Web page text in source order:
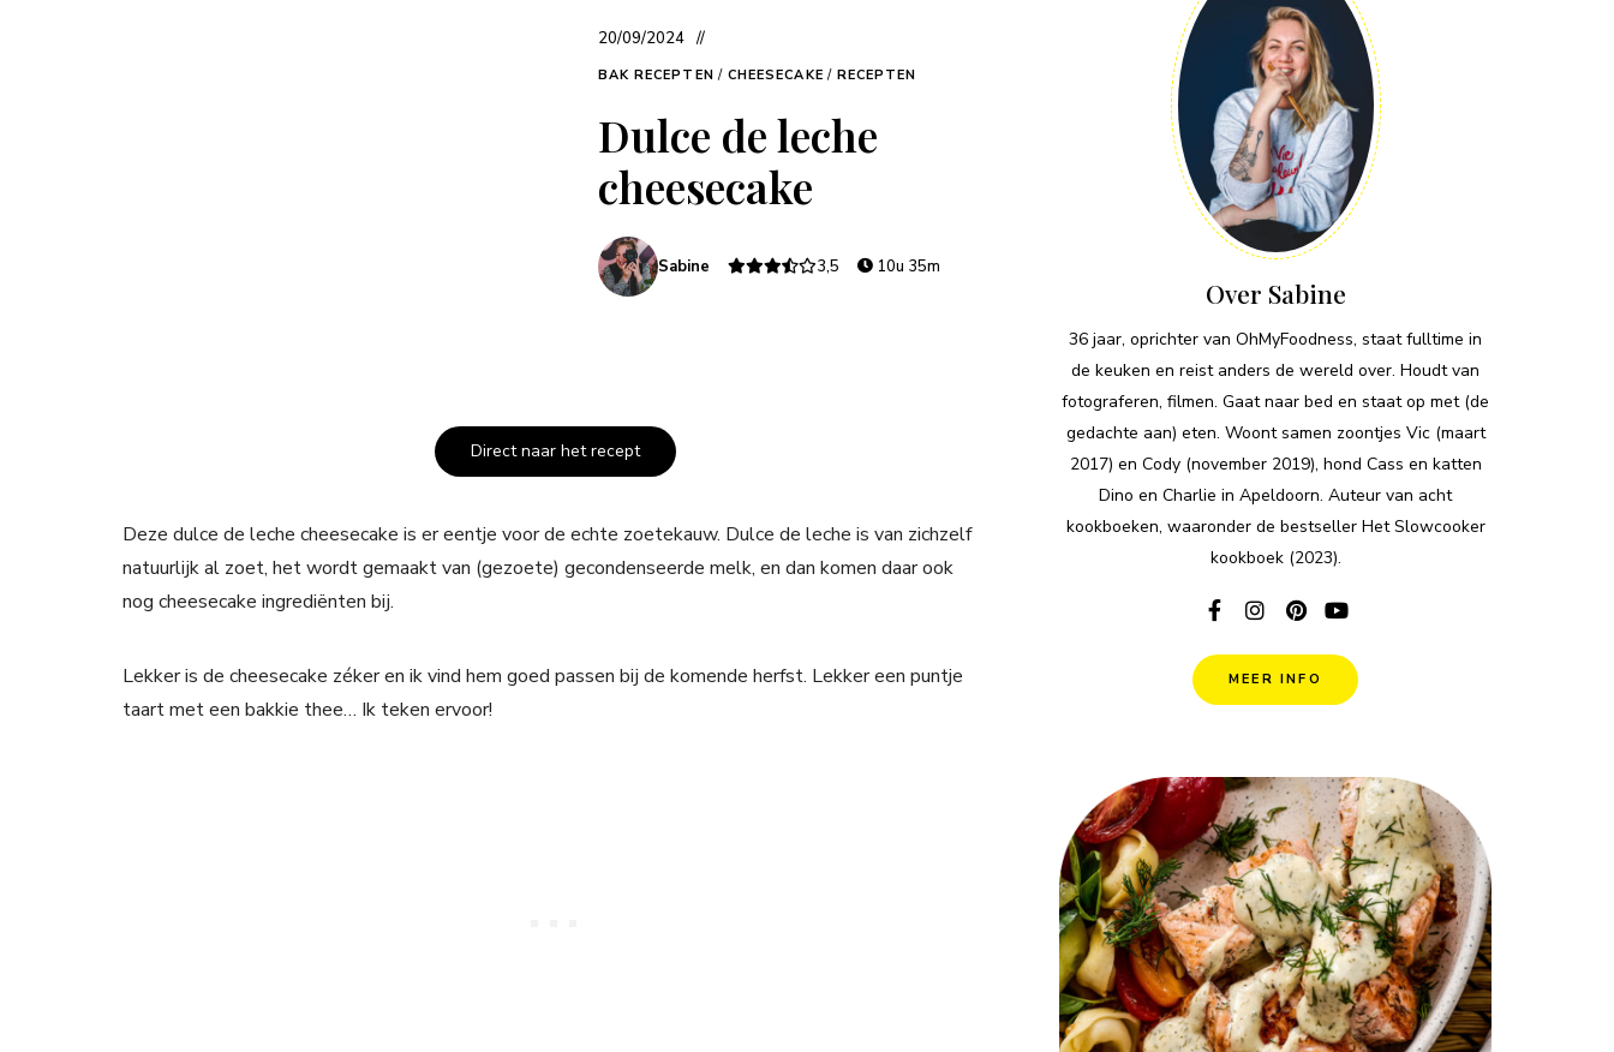
20/09/2024
BAK RECEPTEN / CHEESECAKE / RECEPTEN
Dulce de leche
cheesecake
Sabine 3,5 10u 35m
Direct naar het recept
Deze dulce de leche cheesecake is er eentje voor de echte zoetekauw. Dulce de leche is van zichzelf
natuurlijk al zoet, het wordt gemaakt van (gezoete) gecondenseerde melk, en dan komen daar ook
nog cheesecake ingrediënten bij.
Lekker is de cheesecake zéker en ik vind hem goed passen bij de komende herfst. Lekker een puntje
taart met een bakkie thee… Ik teken ervoor!
Over Sabine
36 jaar, oprichter van OhMyFoodness, staat fulltime in
de keuken en reist anders de wereld over. Houdt van
fotograferen, filmen. Gaat naar bed en staat op met (de
gedachte aan) eten. Woont samen zoontjes Vic (maart
2017) en Cody (november 2019), hond Cass en katten
Dino en Charlie in Apeldoorn. Auteur van acht
kookboeken, waaronder de bestseller Het Slowcooker
kookboek (2023).
MEER INFO